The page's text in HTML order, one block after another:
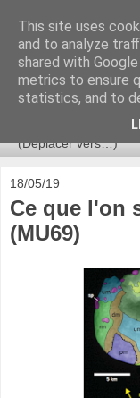
Ça se
Astronomie,
L'infini se
18/05/19
Ce que l'on
(MU69)
This site uses
and to analyze
shared with
metrics to ensure
statistics, and to